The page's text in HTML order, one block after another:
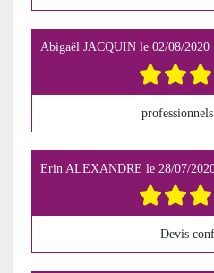
Abigaël JACQUIN le 02/08/2020
Erin ALEXANDRE le 28/07/
Devis